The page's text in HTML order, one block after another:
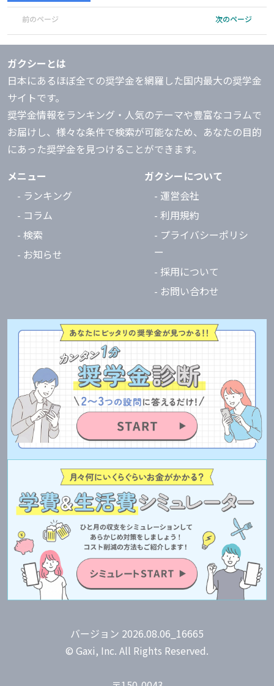
前のページ 次のページ
ガクシーとは
日本にあるほぼ全ての奨学金を網羅した国内最大の奨学金
サイトです。
奨学金情報をランキング・人気のテーマや豊富なコラムで
お届けし、様々な条件で検索が可能なため、あなたの目的
にあった奨学金を見つけることができます。
メニュー
- ランキング
- コラム
- 検索
- お知らせ
ガクシーについて
- 運営会社
- 利用規約
- プライバシーポリシ
ー
- 採用について
- お問い合わせ
バージョン 2026.08.06_16665
© Gaxi, Inc. All Rights Reserved.